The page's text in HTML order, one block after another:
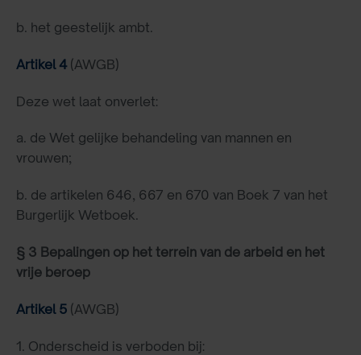
b. het geestelijk ambt.
Artikel 4 (AWGB)
Deze wet laat onverlet:
a. de Wet gelijke behandeling van mannen en
vrouwen;
b. de artikelen 646, 667 en 670 van Boek 7 van het
Burgerlijk Wetboek.
§ 3 Bepalingen op het terrein van de arbeid en het
vrije beroep
Artikel 5 (AWGB)
1. Onderscheid is verboden bij: